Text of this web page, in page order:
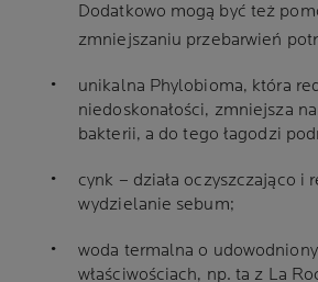
Dodatkowo mogą być też
zmniejszaniu przebarwień
unikalna Phylobioma, która
niedoskonałości, zmniejsza
bakterii, a do tego łagodzi
cynk – działa oczyszczająco i
wydzielanie sebum;
woda termalna o
właściwościach, np. ta z La